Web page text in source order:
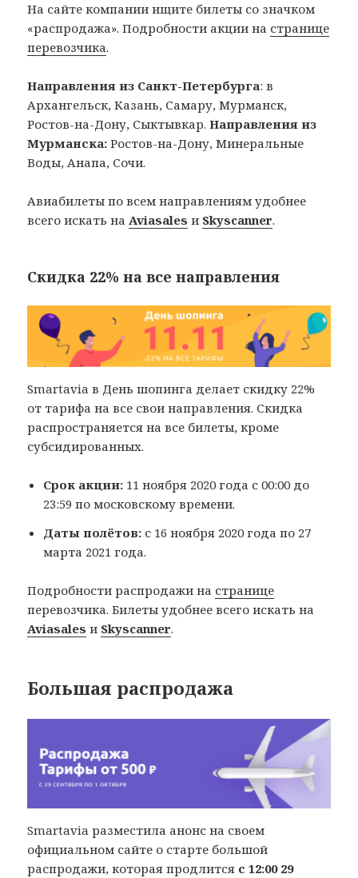
На сайте компании ищите билеты со значком
«распродажа». Подробности акции на странице
перевозчика.
Направления из Санкт-Петербурга: в
Архангельск, Казань, Самару, Мурманск,
Ростов-на-Дону, Сыктывкар.Направления из
Мурманска:Ростов-на-Дону, Минеральные
Воды, Анапа, Сочи.
Авиабилеты по всем направлениям удобнее
всего искать наAviasales и Skyscanner.
Скидка 22% на все направления
Smartavia в День шопинга делает скидку 22%
от тарифа на все свои направления. Скидка
распространяется на все билеты, кроме
субсидированных.
Срок акции: 11 ноября 2020 года с 00:00 до
23:59 по московскому времени.
Даты полётов: с 16 ноября 2020 года по 27
марта 2021 года.
Подробности распродажи на странице
перевозчика. Билеты удобнее всего искать на
Aviasales и Skyscanner.
Большая распродажа
Smartavia разместила анонс на своем
официальном сайте о старте большой
распродажи, которая продлится с 12:00 29